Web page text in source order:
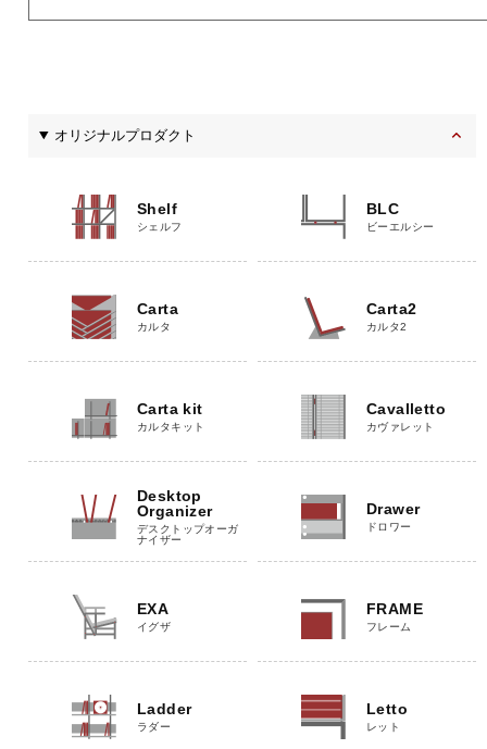
オリジナルプロダクト
Shelf
シェルフ
BLC
ビーエルシー
Carta
カルタ
Carta2
カルタ2
Carta kit
カルタキット
Cavalletto
カヴァレット
Desktop
Organizer
デスクトップオーガ
ナイザー
Drawer
ドロワー
EXA
イグザ
FRAME
フレーム
Ladder
ラダー
Letto
レット